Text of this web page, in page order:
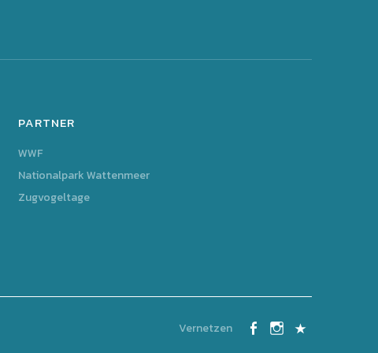
PARTNER
WWF
Nationalpark Wattenmeer
Zugvogeltage
Vernetzen